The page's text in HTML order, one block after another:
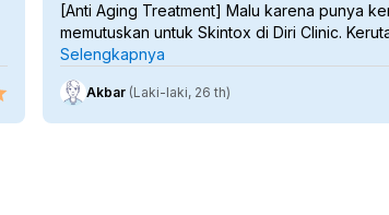
[Anti Aging Treatment] Malu karena punya
memutuskan untuk Skintox di Diri Clinic.
lebih muda!
Selengkapnya
Akbar (Laki-laki, 26 th)